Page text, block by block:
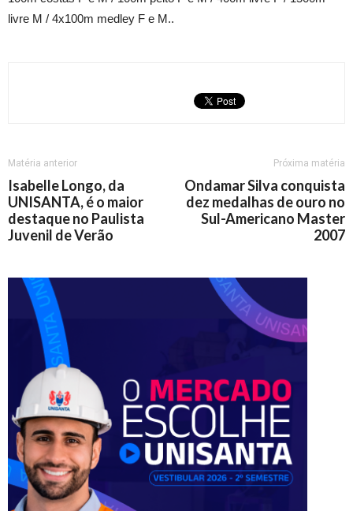
livre M / 4x100m medley F e M..
Matéria anterior
Isabelle Longo, da
UNISANTA, é o maior
destaque no Paulista
Juvenil de Verão
Próxima matéria
Ondamar Silva conquista
dez medalhas de ouro no
Sul-Americano Master
2007